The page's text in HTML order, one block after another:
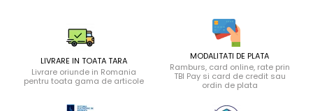
LIVRARE IN TOATA TARA
Livrare oriunde in Romania
pentru toata gama de articole
MODALITATI DE PLATA
Ramburs, card online, rate prin
TBI Pay si card de credit sau
ordin de plata